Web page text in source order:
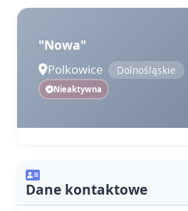
"Nowa"
Polkowice Dolnośląskie
Nieaktywna
Dane kontaktowe